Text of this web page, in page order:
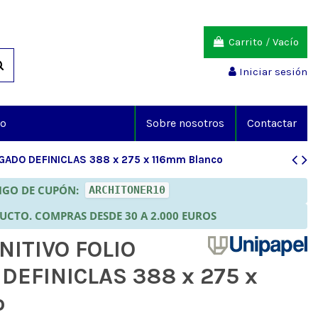
Carrito / Vacío
Iniciar sesión
Contactar
Sobre nosotros
DEFINICLAS 388 x 275 x 116mm Blanco
DE CUPÓN: ARCHITONER10
COMPRAS DESDE 30 A 2.000 EUROS
FOLIO
DEFINICLAS 388 x 275 x